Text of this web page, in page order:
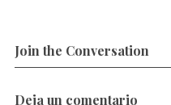
Join the Conversation
Deja un comentario